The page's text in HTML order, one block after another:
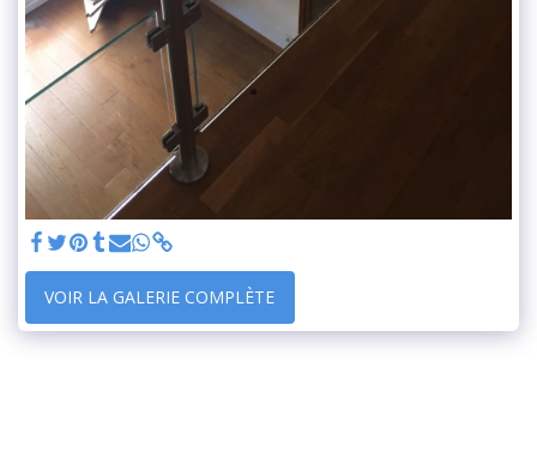
VOIR LA GALERIE COMPLÈTE